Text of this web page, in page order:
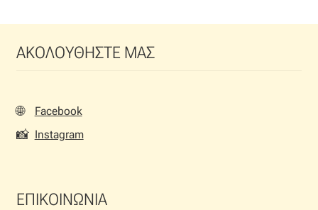
ΑΚΟΛΟΥΘΗΣΤΕ ΜΑΣ
🌐 Facebook
📸 Instagram
ΕΠΙΚΟΙΝΩΝΙΑ